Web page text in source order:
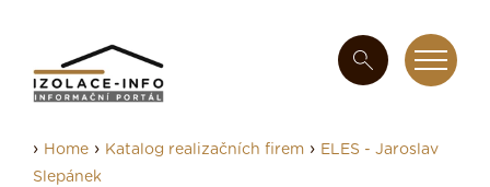
› Home › Katalog realizačních firem › ELES - Jaroslav
Slepánek